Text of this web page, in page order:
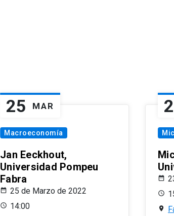
25 MAR
Macroeconomía
Jan Eeckhout,
Universidad Pompeu
Fabra
25 de Marzo de 2022
14:00